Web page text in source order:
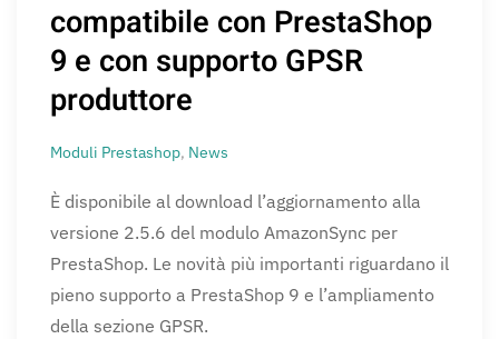
compatibile con PrestaShop
9 e con supporto GPSR
produttore
Moduli Prestashop, News
È disponibile al download l’aggiornamento alla
versione 2.5.6 del modulo AmazonSync per
PrestaShop. Le novità più importanti riguardano il
pieno supporto a PrestaShop 9 e l’ampliamento
della sezione GPSR.